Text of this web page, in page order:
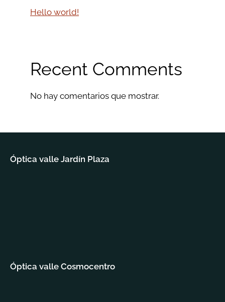
Hello world!
Recent Comments
No hay comentarios que mostrar.
Óptica valle Jardín Plaza
Óptica valle Cosmocentro